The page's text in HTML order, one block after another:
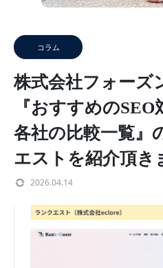
コラム
株式会社フォーズ
『おすすめのSEO
各社の比較一覧』
エストを紹介頂き
2026.04.14